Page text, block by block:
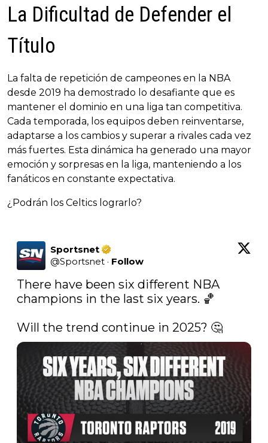
La Dificultad de Defender el
Título
La falta de repetición de campeones en la NBA
desde 2019 ha demostrado lo desafiante que es
mantener el dominio en una liga tan competitiva.
Cada temporada, los equipos deben reinventarse,
adaptarse a los cambios y superar a rivales cada vez
más fuertes. Esta dinámica ha generado una mayor
emoción y sorpresas en la liga, manteniendo a los
fanáticos en constante expectativa.
¿Podrán los Celtics lograrlo?
Sportsnet
@Sportsnet · Follow
There have been six different NBA
champions in the last six years. 🏀
Will the trend continue in 2025? 🤔